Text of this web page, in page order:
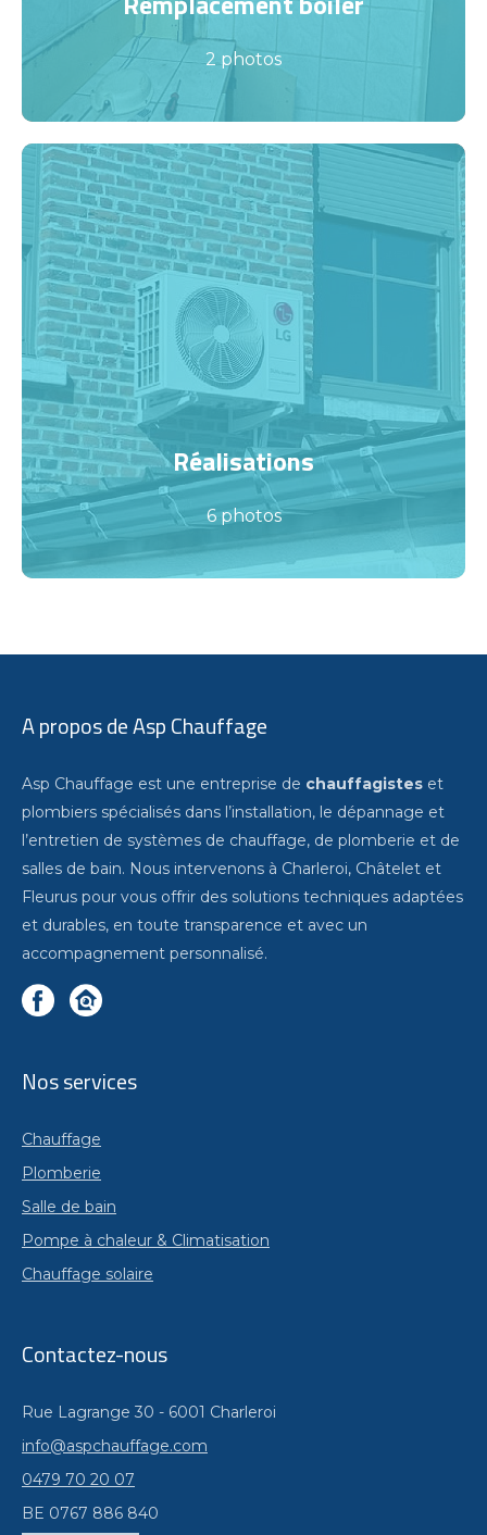
2 photos
Réalisations
6 photos
A propos deAsp Chauffage
Asp Chauffage est une entreprise de chauffagistes et
plombiers spécialisés dans l’installation, le dépannage et
l’entretien de systèmes de chauffage, de plomberie et de
salles de bain. Nous intervenons à Charleroi, Châtelet et
Fleurus pour vous offrir des solutions techniques adaptées
et durables, en toute transparence et avec un
accompagnement personnalisé.
Nos services
Chauffage
Plomberie
Salle de bain
Pompe à chaleur & Climatisation
Chauffage solaire
Contactez-nous
Rue Lagrange 30 - 6001 Charleroi
info@aspchauffage.com
0479 70 20 07
BE 0767 886 840